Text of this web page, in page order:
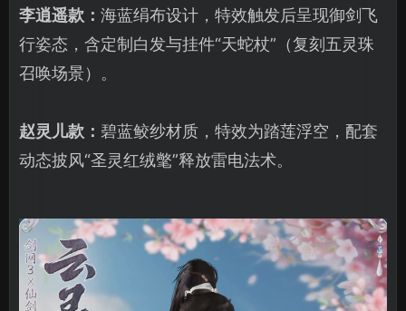
李逍遥款： 海蓝绢布设计，特效触发后呈现御剑飞
行姿态，含定制白发与挂件“天蛇杖”（复刻五灵珠
召唤场景）。
赵灵儿款： 碧蓝鲛纱材质，特效为踏莲浮空，配套
动态披风“圣灵红绒氅”释放雷电法术。